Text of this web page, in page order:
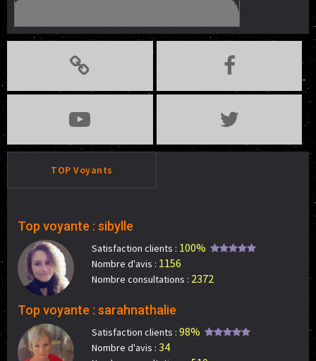
TOP Voyants
Top voyante : sibylle
Satisfaction clients : 100%
Nombre d'avis : 1156
Nombre consultations : 2372
Top voyante : sarahnathalie
Satisfaction clients : 98%
Nombre d'avis : 34